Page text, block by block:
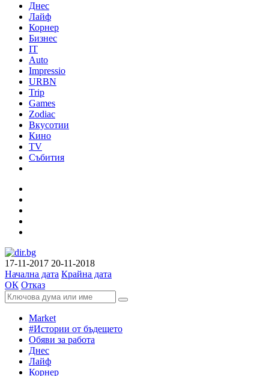
Днес
Лайф
Корнер
Бизнес
IT
Auto
Impressio
URBN
Trip
Games
Zodiac
Вкусотии
Кино
TV
Събития
17-11-2017 20-11-2018
Начална дата Крайна дата
ОК Отказ
Market
#Истории от бъдещето
Обяви за работа
Днес
Лайф
Корнер